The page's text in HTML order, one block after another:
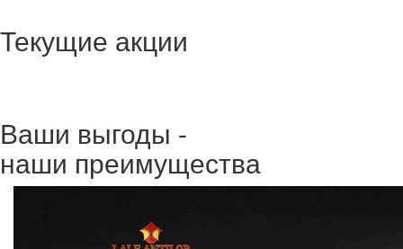
Текущие акции
Ваши выгоды -
наши преимущества